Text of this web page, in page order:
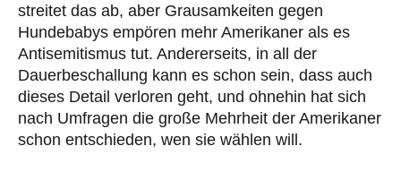
streitet das ab, aber Grausamkeiten gegen
Hundebabys empören mehr Amerikaner als es
Antisemitismus tut. Andererseits, in all der
Dauerbeschallung kann es schon sein, dass auch
dieses Detail verloren geht, und ohnehin hat sich
nach Umfragen die große Mehrheit der Amerikaner
schon entschieden, wen sie wählen will.